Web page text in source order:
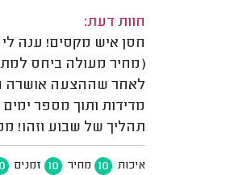
חוות דעת:
חסן איש מקסים! ענה
(מחיר מעולה ביחס
לאחר שההצעה אושרה
מדידות ותוך מספר
תהליך של שבוע וזהו!
איכות 10 מחיר 10 זמנים